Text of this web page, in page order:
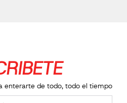
enterarte de todo, todo el tiempo